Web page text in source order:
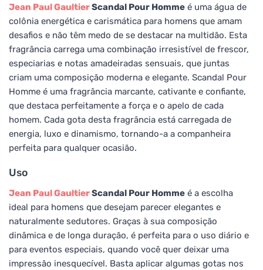
Jean Paul GaultierScandal Pour Homme é uma água de
colônia energética e carismática para homens que amam
desafios e não têm medo de se destacar na multidão. Esta
fragrância carrega uma combinação irresistível de frescor,
especiarias e notas amadeiradas sensuais, que juntas
criam uma composição moderna e elegante. Scandal Pour
Homme é uma fragrância marcante, cativante e confiante,
que destaca perfeitamente a força e o apelo de cada
homem. Cada gota desta fragrância está carregada de
energia, luxo e dinamismo, tornando-a a companheira
perfeita para qualquer ocasião.
Uso
Jean Paul GaultierScandal Pour Homme é a escolha
ideal para homens que desejam parecer elegantes e
naturalmente sedutores. Graças à sua composição
dinâmica e de longa duração, é perfeita para o uso diário e
para eventos especiais, quando você quer deixar uma
impressão inesquecível. Basta aplicar algumas gotas nos